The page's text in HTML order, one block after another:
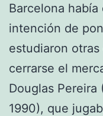
Barcelona
intención de
estudiaron
cerrarse el
Douglas Pereira
1990), que